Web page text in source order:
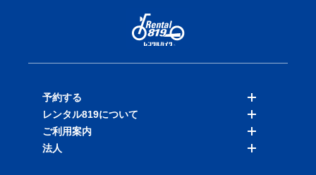
予約する
バイクを探す
店舗を探す
レンタル819について
料金表
ご利用案内
法人